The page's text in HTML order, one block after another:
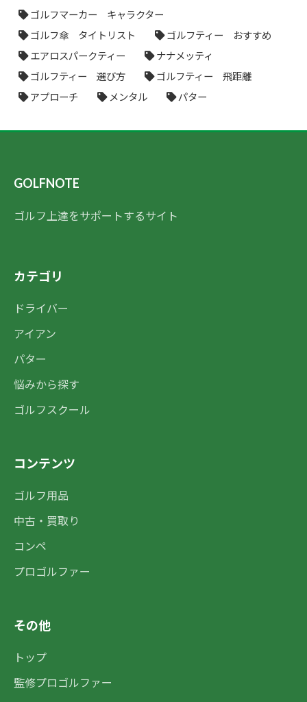
ゴルフマーカー キャラクター
ゴルフ傘 タイトリスト
ゴルフティー おすすめ
エアロスパークティー
ナナメッティ
ゴルフティー 選び方
ゴルフティー 飛距離
アプローチ
メンタル パター
GOLFNOTE
ゴルフ上達をサポートするサイト
カテゴリ
ドライバー
アイアン
パター
悩みから探す
ゴルフスクール
コンテンツ
ゴルフ用品
中古・買取り
コンペ
プロゴルファー
その他
トップ
監修プロゴルファー